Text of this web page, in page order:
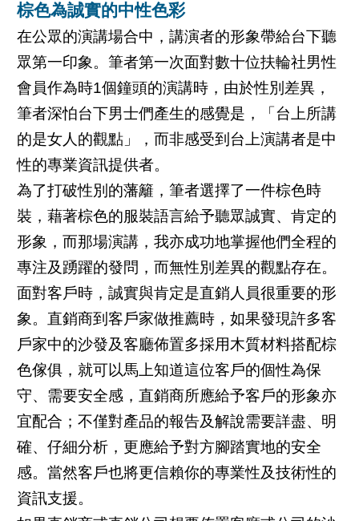
棕色為誠實的中性色彩
在公眾的演講場合中，講演者的形象帶給台下聽
眾第一印象。筆者第一次面對數十位扶輪社男性
會員作為時1個鐘頭的演講時，由於性別差異，
筆者深怕台下男士們產生的感覺是，「台上所講
的是女人的觀點」，而非感受到台上演講者是中
性的專業資訊提供者。
為了打破性別的藩籬，筆者選擇了一件棕色時
裝，藉著棕色的服裝語言給予聽眾誠實、肯定的
形象，而那場演講，我亦成功地掌握他們全程的
專注及踴躍的發問，而無性別差異的觀點存在。
面對客戶時，誠實與肯定是直銷人員很重要的形
象。直銷商到客戶家做推薦時，如果發現許多客
戶家中的沙發及客廳佈置多採用木質材料搭配棕
色傢俱，就可以馬上知道這位客戶的個性為保
守、需要安全感，直銷商所應給予客戶的形象亦
宜配合；不僅對產品的報告及解說需要詳盡、明
確、仔細分析，更應給予對方腳踏實地的安全
感。當然客戶也將更信賴你的專業性及技術性的
資訊支援。